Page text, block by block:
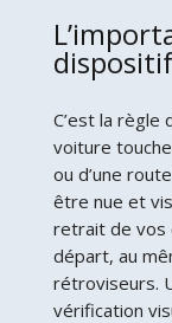
C’est la règle
voiture
ou d’une
être nue et
retrait de vos
départ, au
rétroviseurs.
vérification